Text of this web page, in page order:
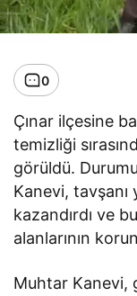
0
Çınar ilçesine
temizliği
görüldü.
Kanevi,
kazandırdı ve
alanlarının
Muhtar Kanevi,